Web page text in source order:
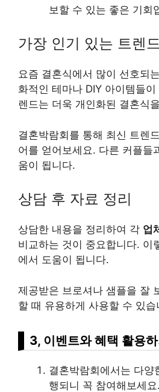
보할 수 있는 좋은 기회
가장 인기 있는 트렌
요즘 결혼식에서 많이 선호되는
화적인 테마나 DIY 아이템들
렌드는 더욱 개인화된 결혼식
결혼박람회를 통해 최신 트렌
어를 얻어보세요. 다른 커플들
움이 됩니다.
상담 후 자료 정리
상담한 내용을 정리하여 각 업체
비교하는 것이 중요합니다. 이
에서 도움이 됩니다.
제공받은 브로셔나 샘플을 잘
할 때 유용하게 사용할 수 있습
3, 이벤트와 혜택 활용
결혼박람회에서는 다양
행되니 꼭 참여해보세요.